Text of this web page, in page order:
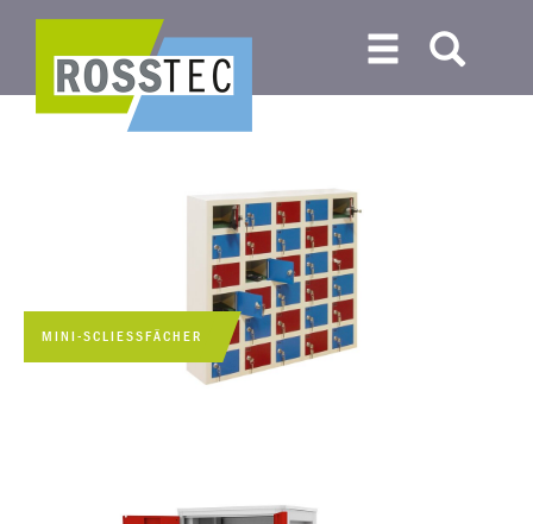
MINI-SCLIESSFÄCHER